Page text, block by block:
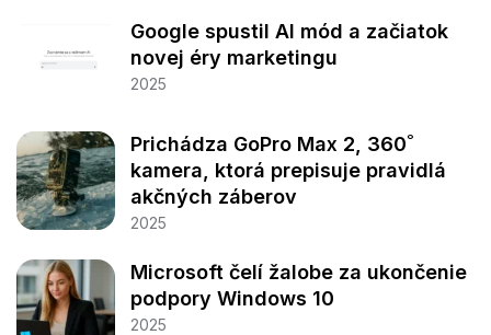
Google spustil AI mód a začiatok
novej éry marketingu
2025
Prichádza GoPro Max 2, 360˚
kamera, ktorá prepisuje pravidlá
akčných záberov
2025
Microsoft čelí žalobe za ukončenie
podpory Windows 10
2025